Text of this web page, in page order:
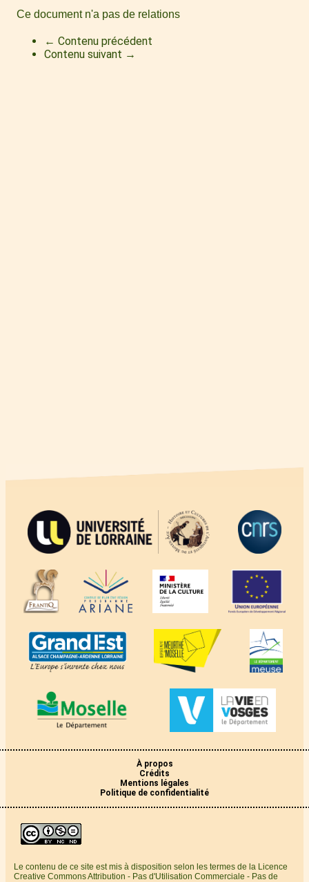
Ce document n'a pas de relations
← Contenu précédent
Contenu suivant →
À propos
Crédits
Mentions légales
Politique de confidentialité
Le contenu de ce site est mis à disposition selon les termes de la Licence
Creative Commons Attribution - Pas d'Utilisation Commerciale - Pas de